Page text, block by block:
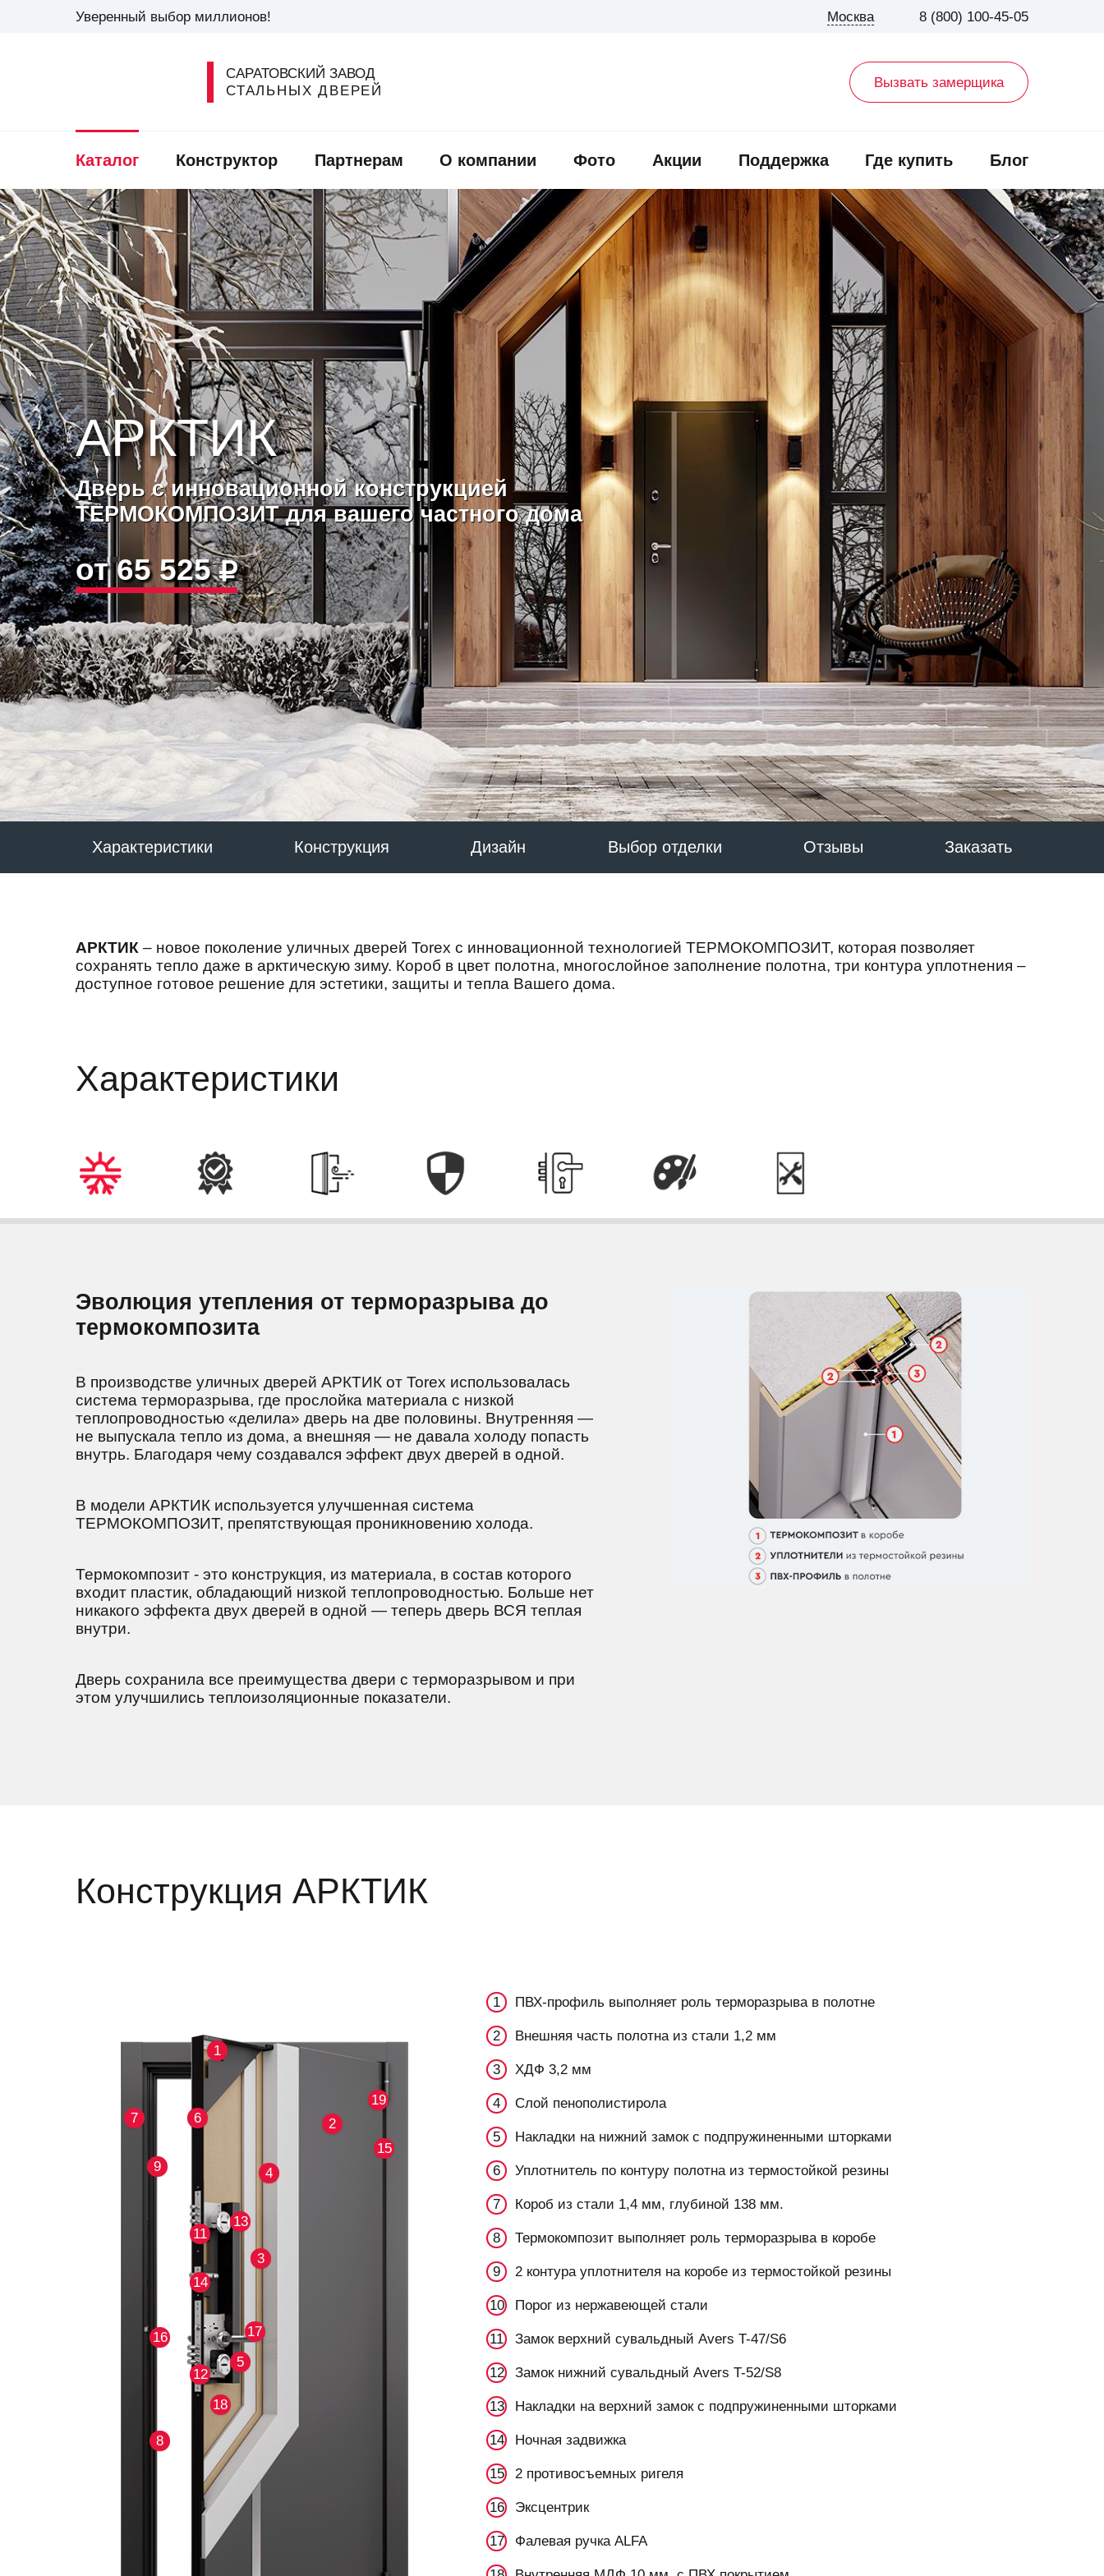
Уверенный выбор миллионов! Москва 8 (800) 100-45-05
САРАТОВСКИЙ ЗАВОД
СТАЛЬНЫХ ДВЕРЕЙ
Вызвать замерщика
Каталог Конструктор Партнерам О компании Фото Акции Поддержка Где купить Блог
АРКТИК
Дверь с инновационной конструкцией
ТЕРМОКОМПОЗИТ для вашего частного дома
от 65 525
Характеристики Конструкция Дизайн Выбор отделки Отзывы Заказать
АРКТИК – новое поколение уличных дверей Torex с инновационной технологией ТЕРМОКОМПОЗИТ, которая позволяет
сохранять тепло даже в арктическую зиму. Короб в цвет полотна, многослойное заполнение полотна, три контура уплотнения –
доступное готовое решение для эстетики, защиты и тепла Вашего дома.
Характеристики
Эволюция утепления от терморазрыва до
термокомпозита
В производстве уличных дверей АРКТИК от Torex использовалась
система терморазрыва, где прослойка материала с низкой
теплопроводностью «делила» дверь на две половины. Внутренняя —
не выпускала тепло из дома, а внешняя — не давала холоду попасть
внутрь. Благодаря чему создавался эффект двух дверей в одной.
В модели АРКТИК используется улучшенная система
ТЕРМОКОМПОЗИТ, препятствующая проникновению холода.
Термокомпозит - это конструкция, из материала, в состав которого
входит пластик, обладающий низкой теплопроводностью. Больше нет
никакого эффекта двух дверей в одной — теперь дверь ВСЯ теплая
внутри.
Дверь сохранила все преимущества двери с терморазрывом и при
этом улучшились теплоизоляционные показатели.
Конструкция АРКТИК
1
2
3
4
5
6
7
8
9
11
12
13
14
15
16 17
18
19
ПВХ-профиль выполняет роль терморазрыва в полотне
Внешняя часть полотна из стали 1,2 мм
ХДФ 3,2 мм
Слой пенополистирола
Накладки на нижний замок с подпружиненными шторками
Уплотнитель по контуру полотна из термостойкой резины
Короб из стали 1,4 мм, глубиной 138 мм.
Термокомпозит выполняет роль терморазрыва в коробе
2 контура уплотнителя на коробе из термостойкой резины
Порог из нержавеющей стали
Замок верхний сувальдный Avers T-47/S6
Замок нижний сувальдный Avers T-52/S8
Накладки на верхний замок с подпружиненными шторками
Ночная задвижка
2 противосъемных ригеля
Эксцентрик
Фалевая ручка ALFA